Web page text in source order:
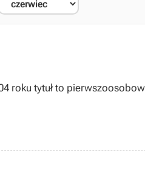
roku tytuł to